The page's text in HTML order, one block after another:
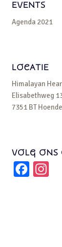
EVENTS
Agenda 2021
LOCATIE
Himalayan
Elisabethweg
7351 BT
VOLG ONS